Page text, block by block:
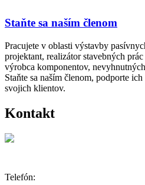
Staňte sa naším členom
Pracujete v oblasti výstavby
projektant, realizátor stavebných
výrobca komponentov,
Staňte sa naším členom, podporte
svojich klientov.
Kontakt
Telefón: